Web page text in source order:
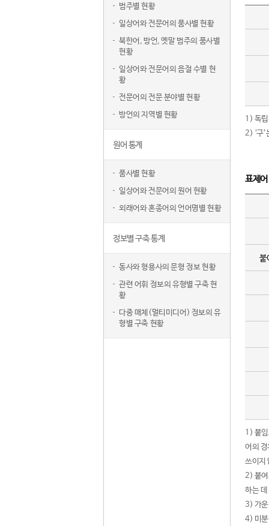
범주별 현황
일상어와 전문어의 품사별 현황
북한어, 방언, 옛말 범주의 품사별
현황
일상어와 전문어의 음절 수별 현
황
전문어의 전문 분야별 현황
방언의 지역별 현황
원어 통계
품사별 현황
일상어와 전문어의 원어 현황
외래어와 혼종어의 언어명별 현황
정보별 구축 통계
동사와 형용사의 문형 정보 현황
관련 어휘 정보의 유형별 구축 현
황
다중 매체(멀티미디어) 정보의 유
형별 구축 현황
1) 독립
2) ‘구
표제
붙
1) 붙
어의
쓰이지
2) 붙여
하는
3) 가운
4) 미분